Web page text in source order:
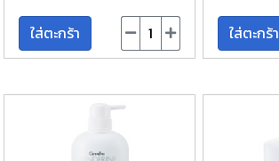
ใส่ตะกร้า ใส่ตะกร้า